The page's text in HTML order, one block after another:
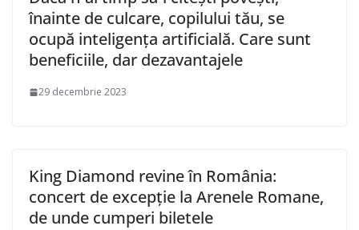
înainte de culcare, copilului tău, se
ocupă inteligența artificială. Care sunt
beneficiile, dar dezavantajele
29 decembrie 2023
King Diamond revine în România:
concert de excepție la Arenele Romane,
de unde cumperi biletele